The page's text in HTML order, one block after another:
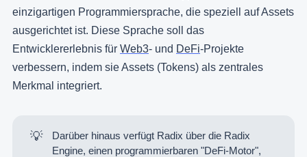
einzigartigen Programmiersprache, die speziell auf Assets
ausgerichtet ist. Diese Sprache soll das
Entwicklererlebnis für Web3- und DeFi-Projekte
verbessern, indem sie Assets (Tokens) als zentrales
Merkmal integriert.
💡
Darüber hinaus verfügt Radix über die Radix
Engine, einen programmierbaren "DeFi-Motor",